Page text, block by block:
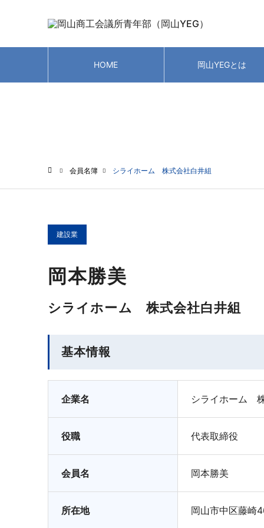
HOME 岡山YEGとは
会員名簿 シライホーム 株式会社白井組
建設業
岡本勝美
シライホーム 株式会社白井組
基本情報
企業名 シライホーム
役職 代表取締役
会員名 岡本勝美
所在地 岡山市中区藤崎